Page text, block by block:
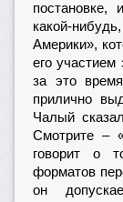
какой-
Америки»,
его
за это
прилично
Чалый
Смотрите –
говорит о
форматов
он